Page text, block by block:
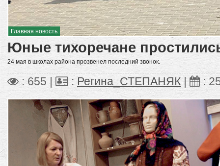
Главная новость
Юные тихоречане
24 мая в школах района прозвенел последний звонок.
: 655 | : Регина_СТЕПАНЯК :